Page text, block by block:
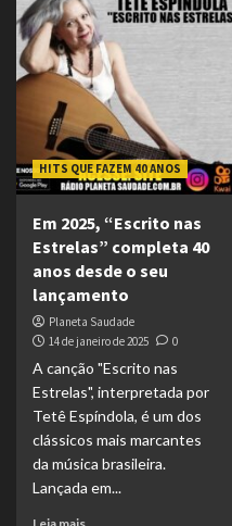
HITS QUE FAZEM 40 ANOS
Em 2025, “Escrito nas
Estrelas” completa 40
anos desde o seu
lançamento
Planeta Saudade
14 de janeiro de 2025
0
A canção "Escrito nas
Estrelas", interpretada por
Tetê Espíndola, é um dos
clássicos mais marcantes
da música brasileira.
Lançada em...